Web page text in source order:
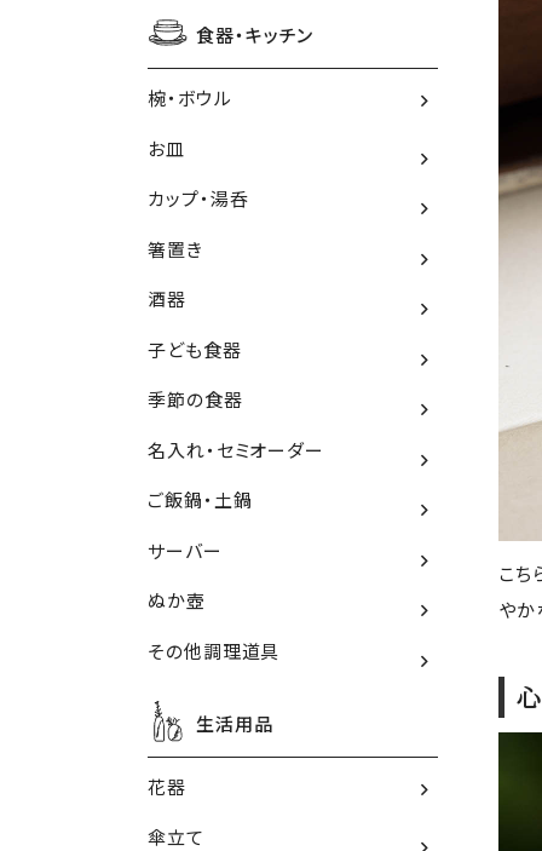
食器・キッチン
椀・ボウル
お皿
カップ・湯呑
箸置き
酒器
子ども食器
季節の食器
名入れ・セミオーダー
ご飯鍋・土鍋
サーバー
ぬか壺
その他調理道具
生活用品
花器
傘立て
こち
やか